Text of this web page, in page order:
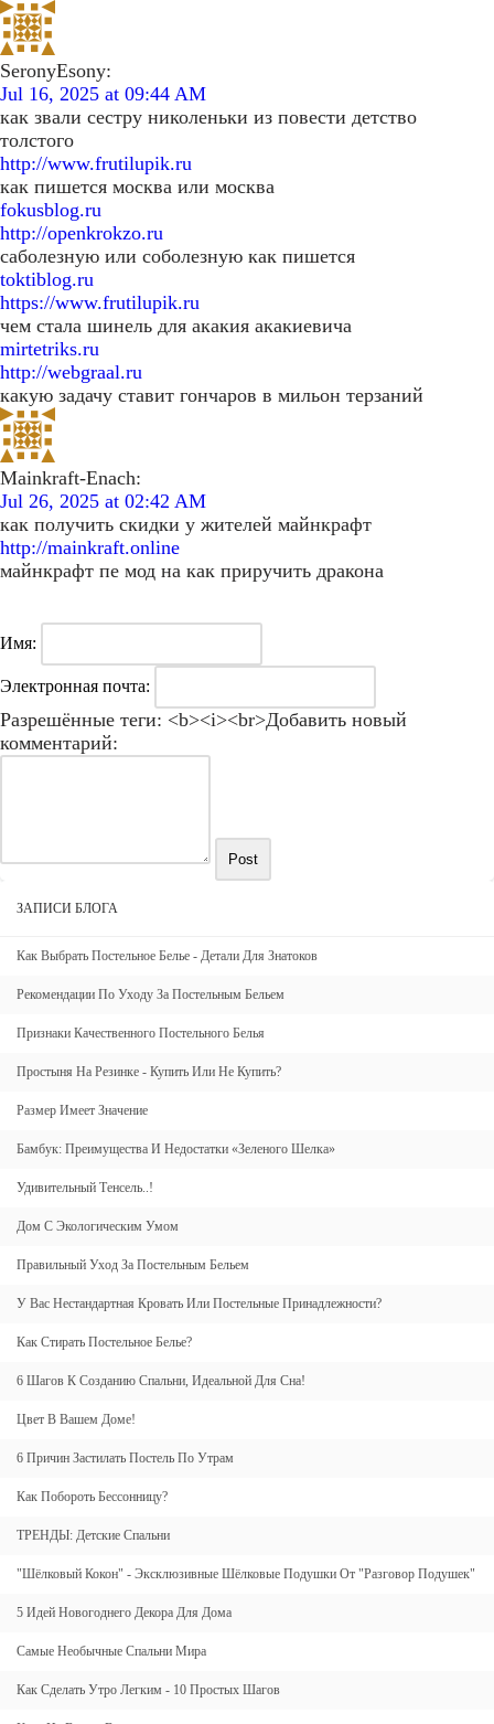
SeronyEsony:
Jul 16, 2025 at 09:44 AM
как звали сестру николеньки из повести детство
толстого
http://www.frutilupik.ru
как пишется москва или москва
fokusblog.ru
http://openkrokzo.ru
саболезную или соболезную как пишется
toktiblog.ru
https://www.frutilupik.ru
чем стала шинель для акакия акакиевича
mirtetriks.ru
http://webgraal.ru
какую задачу ставит гончаров в мильон терзаний
Mainkraft-Enach:
Jul 26, 2025 at 02:42 AM
как получить скидки у жителей майнкрафт
http://mainkraft.online
майнкрафт пе мод на как приручить дракона
Имя:
Электронная почта:
Разрешённые теги: <b><i><br>Добавить новый
комментарий:
Post
ЗАПИСИ БЛОГА
Как Выбрать Постельное Белье - Детали Для Знатоков
Рекомендации По Уходу За Постельным Бельем
Признаки Качественного Постельного Белья
Простыня На Резинке - Купить Или Не Купить?
Размер Имеет Значение
Бамбук: Преимущества И Недостатки «зеленого Шелка»
Удивительный Тенсель..!
Дом С Экологическим Умом
Правильный Уход За Постельным Бельем
У Вас Нестандартная Кровать Или Постельные Принадлежности?
Как Стирать Постельное Белье?
6 Шагов К Созданию Спальни, Идеальной Для Сна!
Цвет В Вашем Доме!
6 Причин Застилать Постель По Утрам
Как Побороть Бессонницу?
ТРЕНДЫ: Детские Спальни
"Шёлковый Кокон" - Эксклюзивные Шёлковые Подушки От "Разговор Подушек"
5 Идей Новогоднего Декора Для Дома
Самые Необычные Спальни Мира
Как Сделать Утро Легким - 10 Простых Шагов